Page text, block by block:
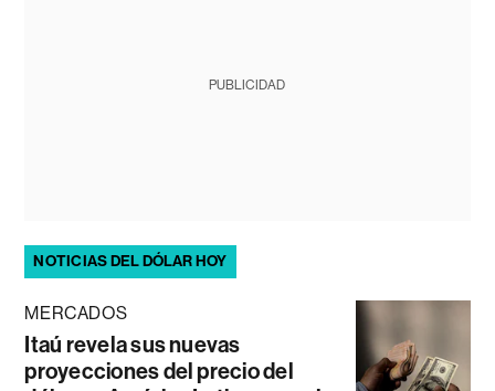
PUBLICIDAD
NOTICIAS DEL DÓLAR HOY
MERCADOS
Itaú revela sus nuevas
proyecciones del precio del